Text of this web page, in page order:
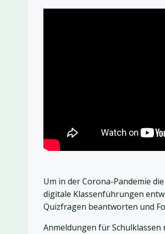
Um in der Corona-Pandemie
digitale Klassenführungen
Quizfragen beantworten und
Anmeldungen für